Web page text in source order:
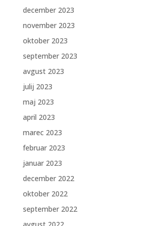
december 2023
november 2023
oktober 2023
september 2023
avgust 2023
julij 2023
maj 2023
april 2023
marec 2023
februar 2023
januar 2023
december 2022
oktober 2022
september 2022